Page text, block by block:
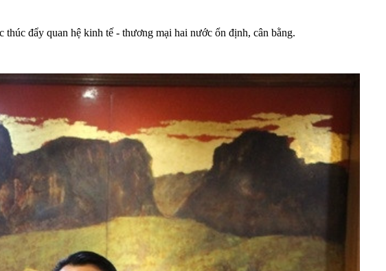
đẩy quan hệ kinh tế - thương mại hai nước ổn định, cân bằng.